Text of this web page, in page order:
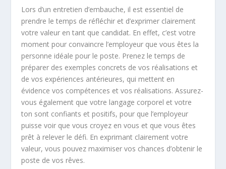
Lors d’un entretien d’embauche, il est essentiel de
prendre le temps de réfléchir et d’exprimer clairement
votre valeur en tant que candidat. En effet, c’est votre
moment pour convaincre l’employeur que vous êtes la
personne idéale pour le poste. Prenez le temps de
préparer des exemples concrets de vos réalisations et
de vos expériences antérieures, qui mettent en
évidence vos compétences et vos réalisations. Assurez-
vous également que votre langage corporel et votre
ton sont confiants et positifs, pour que l’employeur
puisse voir que vous croyez en vous et que vous êtes
prêt à relever le défi. En exprimant clairement votre
valeur, vous pouvez maximiser vos chances d’obtenir le
poste de vos rêves.